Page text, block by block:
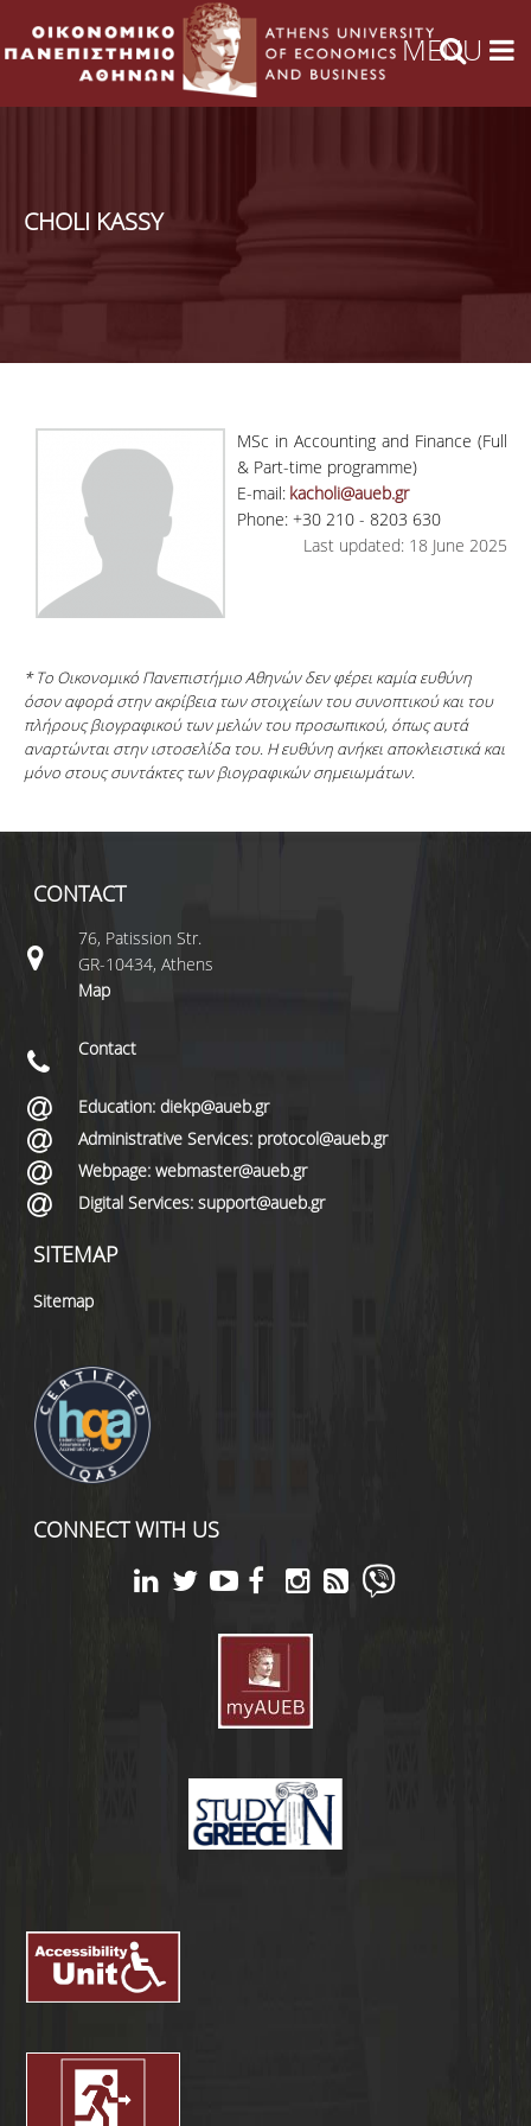
CHOLI KASSY
MSc in Accounting and Finance (Full
& Part-time programme)
E-mail: kacholi@aueb.gr
Phone: +30 210 - 8203 630
Last updated: 18 June 2025
* Το Οικονομικό Πανεπιστήμιο Αθηνών δεν φέρει καμία ευθύνη
όσον αφορά στην ακρίβεια των στοιχείων του συνοπτικού και του
πλήρους βιογραφικού των μελών του προσωπικού, όπως αυτά
αναρτώνται στην ιστοσελίδα του. Η ευθύνη ανήκει αποκλειστικά και
μόνο στους συντάκτες των βιογραφικών σημειωμάτων.
CONTACT
76, Patission Str.
GR-10434, Athens
Map
Contact
Education: diekp@aueb.gr
Administrative Services: protocol@aueb.gr
Webpage: webmaster@aueb.gr
Digital Services: support@aueb.gr
SITEMAP
Sitemap
CONNECT WITH US